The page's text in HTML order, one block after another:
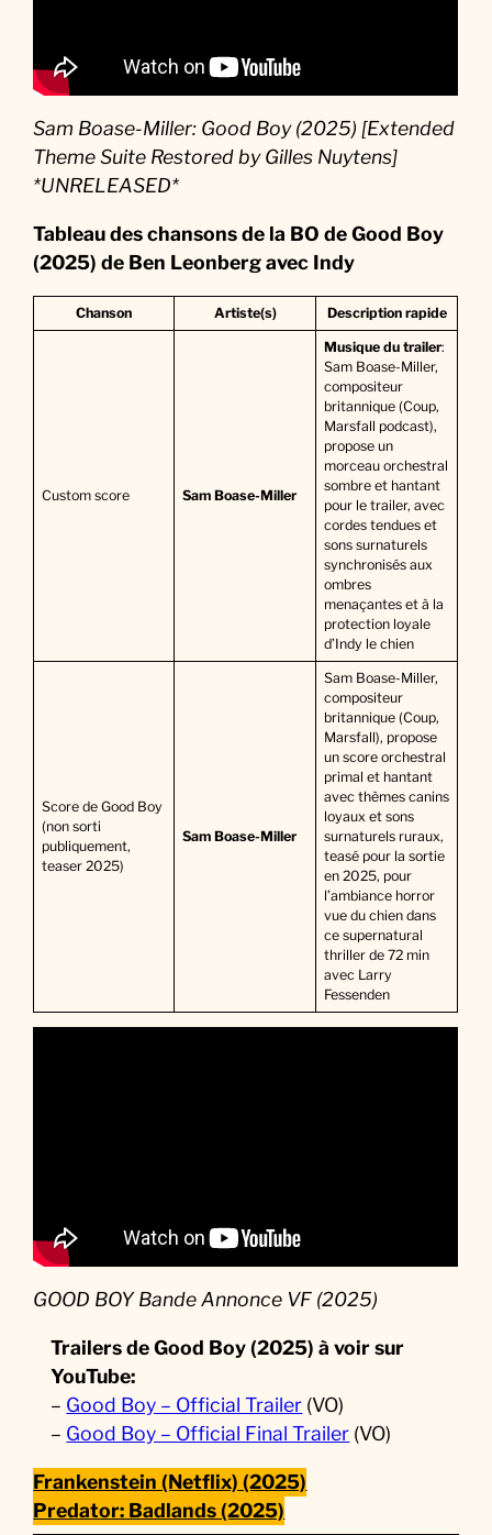
Sam Boase-Miller: Good Boy (2025) [Extended
Theme Suite Restored by Gilles Nuytens]
*UNRELEASED*
Tableau des chansons de la BO de Good Boy
(2025) de Ben Leonberg avec Indy
Chanson Artiste(s) Description rapide
Custom score Sam Boase-Miller
Musique du trailer:
Sam Boase-Miller,
compositeur
britannique (Coup,
Marsfall podcast),
propose un
morceau orchestral
sombre et hantant
pour le trailer, avec
cordes tendues et
sons surnaturels
synchronisés aux
ombres
menaçantes et à la
protection loyale
d’Indy le chien
Score de Good Boy
(non sorti
publiquement,
teaser 2025)
Sam Boase-Miller
Sam Boase-Miller,
compositeur
britannique (Coup,
Marsfall), propose
un score orchestral
primal et hantant
avec thèmes canins
loyaux et sons
surnaturels ruraux,
teasé pour la sortie
en 2025, pour
l’ambiance horror
vue du chien dans
ce supernatural
thriller de 72 min
avec Larry
Fessenden
GOOD BOY Bande Annonce VF (2025)
Trailers de Good Boy (2025) à voir sur
YouTube:
– Good Boy – Official Trailer (VO)
– Good Boy – Official Final Trailer (VO)
Frankenstein (Netflix) (2025)
Predator: Badlands (2025)